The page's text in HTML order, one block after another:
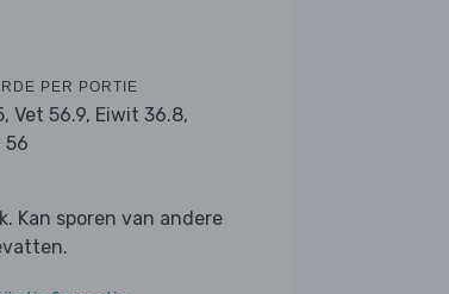
PER PORTIE
Vet 56.9, Eiwit 36.8,
56
Kan sporen van andere